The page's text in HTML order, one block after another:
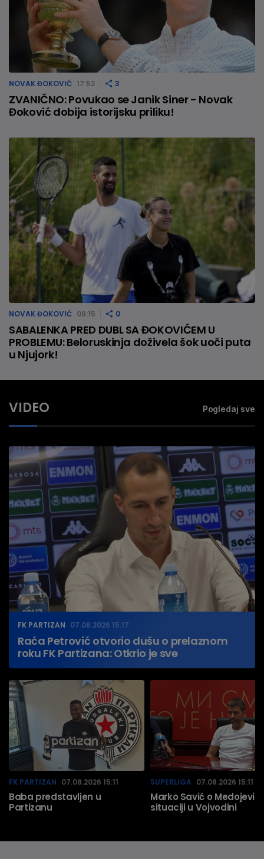
NOVAK ĐOKOVIĆ 17:52 3
ZVANIČNO: Povukao se Janik Siner - Novak
Đoković dobija istorijsku priliku!
NOVAK ĐOKOVIĆ 09:15 0
SABALENKA PRED DUBL SA ĐOKOVIĆEM U
PROBLEMU: Beloruskinja doživela šok uoči puta
u Njujork!
VIDEO Pogledaj sve
FK PARTIZAN 07.08.2026 15:17
Raća Petrović otvorio dušu o prelaznom
roku FK Partizana: Otkrio je sve
FK PARTIZAN 07.08.2026 15:11
Baba predstavljen u
Partizanu
SUPERLIGA 07.08.2026 15:11
Marko Savić o
situaciji u Vojvodini